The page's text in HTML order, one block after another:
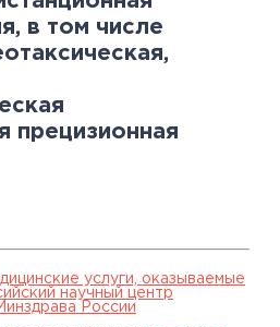
в том числе
прецизионная
услуги, оказываемые
научный центр
России